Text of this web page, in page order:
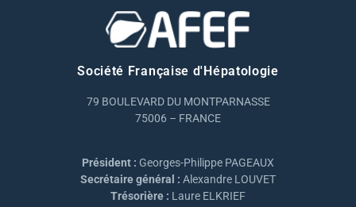
Société Française d'Hépatologie
79 BOULEVARD DU MONTPARNASSE
75006 – FRANCE
Président : Georges-Philippe PAGEAUX
Secrétaire général : Alexandre LOUVET
Trésorière : Laure ELKRIEF